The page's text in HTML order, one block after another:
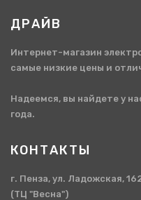
ДРАЙВ
Интернет-магазин
самые низкие цены и
Надеемся, вы найдете у
года.
КОНТАКТЫ
г. Пенза, ул. Ладожская,
(ТЦ "Весна")